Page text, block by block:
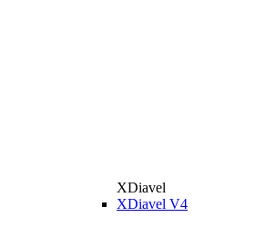
XDiavel
XDiavel V4